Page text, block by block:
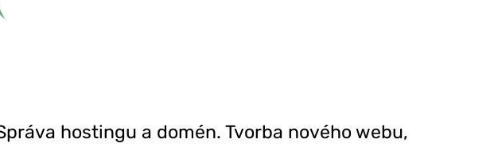
hostingu a domén. Tvorba nového webu,